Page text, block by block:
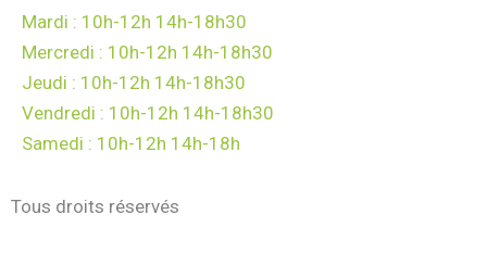
Mardi : 10h-12h 14h-18h30
Mercredi : 10h-12h 14h-18h30
Jeudi : 10h-12h 14h-18h30
Vendredi : 10h-12h 14h-18h30
Samedi : 10h-12h 14h-18h
Tous droits réservés